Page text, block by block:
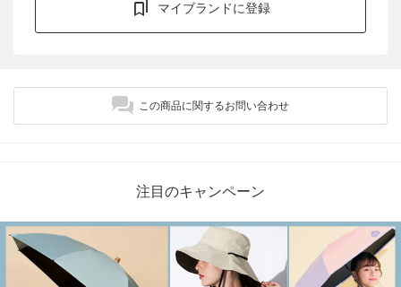
マイブランドに登録
この商品に関するお問い合わせ
注目のキャンペーン